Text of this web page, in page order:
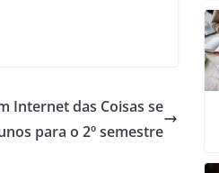
Internet das Coisas se
para o 2º semestre